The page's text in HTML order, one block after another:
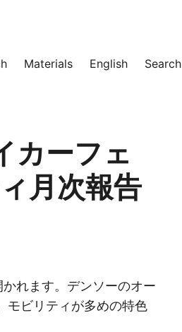
Materials English Search
カーフェ
月次報告
れます。デンソーのオー
モビリティが多めの特色